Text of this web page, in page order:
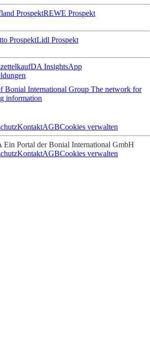
ProspektREWE Prospekt
ProspektLidl Prospekt
kaufDA InsightsApp
Bonial International Group The network for
information
KontaktAGBCookies verwalten
Portal der Bonial International GmbH
KontaktAGBCookies verwalten